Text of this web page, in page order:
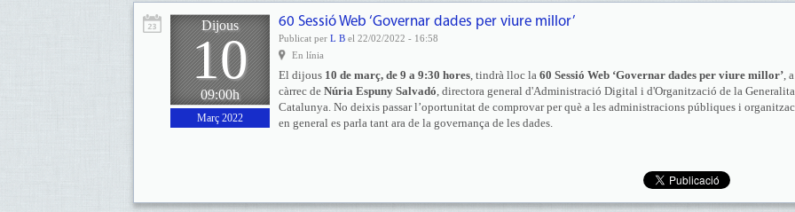
Dijous
10
09:00h
Març 2022
60 Sessió Web ‘Governar dades per viure millor’
Publicat per L B el 22/02/2022 - 16:58
En línia
El dijous 10 de març, de 9 a 9:30 hores, tindrà lloc la 60 Sessió Web ‘Governar dades per viure millor’, a
càrrec de Núria Espuny Salvadó, directora general d'Administració Digital i d'Organització de la
Catalunya. No deixis passar l’oportunitat de comprovar per què a les administracions públiques i
en general es parla tant ara de la governança de les dades.